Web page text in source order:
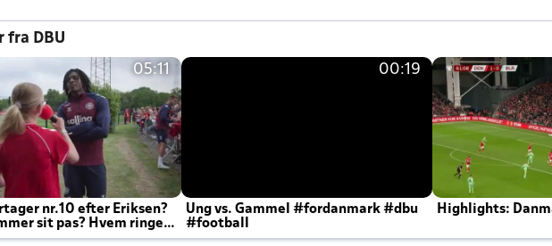
fra DBU
05:11
nr.10 efter Eriksen?
sit pas? Hvem ringer
til efter kampe?
00:19
Ung vs. Gammel #fordanmark #dbu
#football
Highlights: